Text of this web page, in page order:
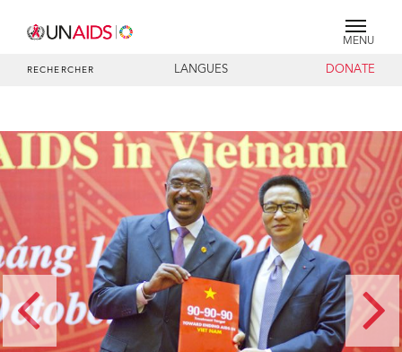
MENU
RECHERCHER LANGUES DONATE